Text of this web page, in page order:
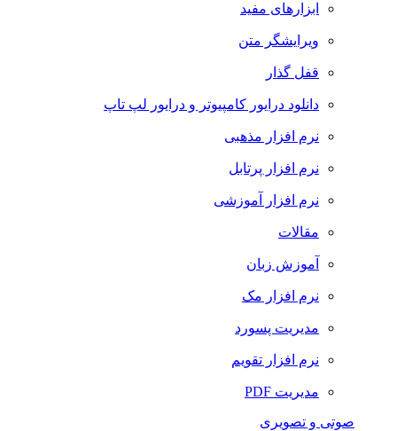
ابزارهای مفید
ویرایشگر متن
قفل گذار
دانلود درایور کامپیوتر و درایور لپ تاپ
نرم افزار مذهبی
نرم افزار پرتابل
نرم افزار آموزشی
مقالات
آموزش زبان
نرم افزار مک
مدیریت پسورد
نرم افزار تقویم
مدیریت PDF
صوتی و تصویری